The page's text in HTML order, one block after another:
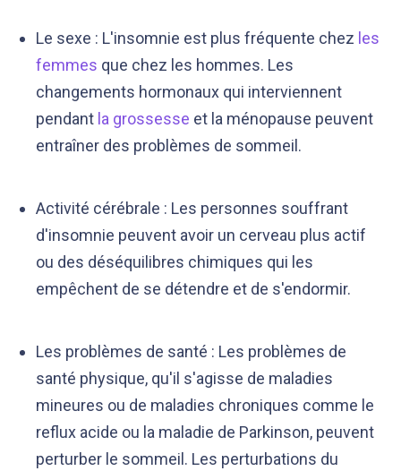
Le sexe : L'insomnie est plus fréquente chez les
femmes que chez les hommes. Les
changements hormonaux qui interviennent
pendant la grossesse et la ménopause peuvent
entraîner des problèmes de sommeil.
Activité cérébrale : Les personnes souffrant
d'insomnie peuvent avoir un cerveau plus actif
ou des déséquilibres chimiques qui les
empêchent de se détendre et de s'endormir.
Les problèmes de santé : Les problèmes de
santé physique, qu'il s'agisse de maladies
mineures ou de maladies chroniques comme le
reflux acide ou la maladie de Parkinson, peuvent
perturber le sommeil. Les perturbations du